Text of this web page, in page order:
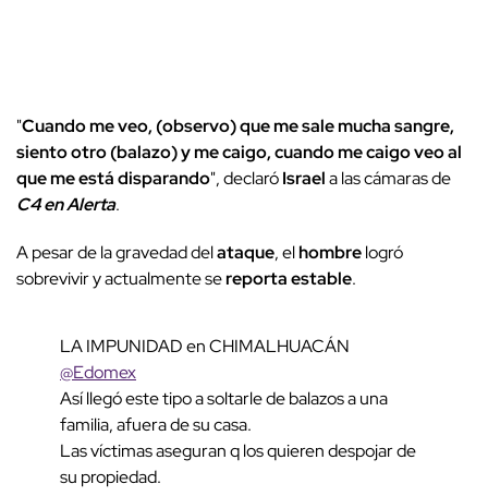
"Cuando me veo, (observo) que me sale mucha sangre,
siento otro (balazo) y me caigo, cuando me caigo veo al
que me está disparando", declaróIsraela las cámaras de
C4 en Alerta.
A pesar de la gravedad delataque, elhombrelogró
sobrevivir y actualmente sereporta estable.
LA IMPUNIDAD en CHIMALHUACÁN
@Edomex
Así llegó este tipo a soltarle de balazos a una
familia, afuera de su casa.
Las víctimas aseguran q los quieren despojar de
su propiedad.